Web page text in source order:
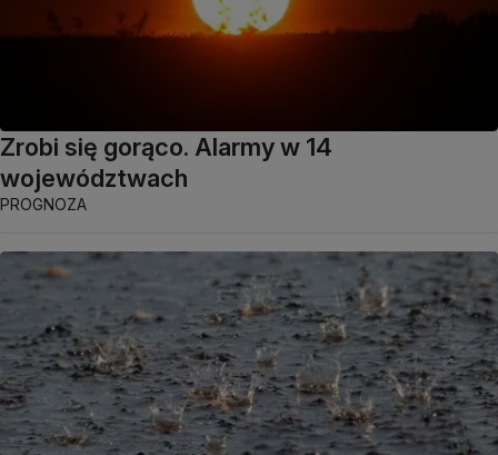
Zrobi się gorąco. Alarmy w 14
województwach
PROGNOZA